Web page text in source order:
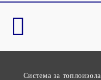
Система за